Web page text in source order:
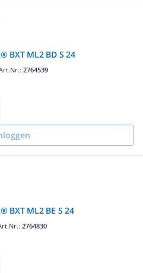
BXT ML2 BD S 24
2764539
BXT ML2 BE S 24
2764830